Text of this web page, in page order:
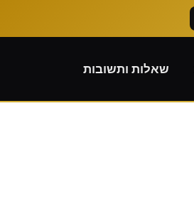
שאלות ותשובות